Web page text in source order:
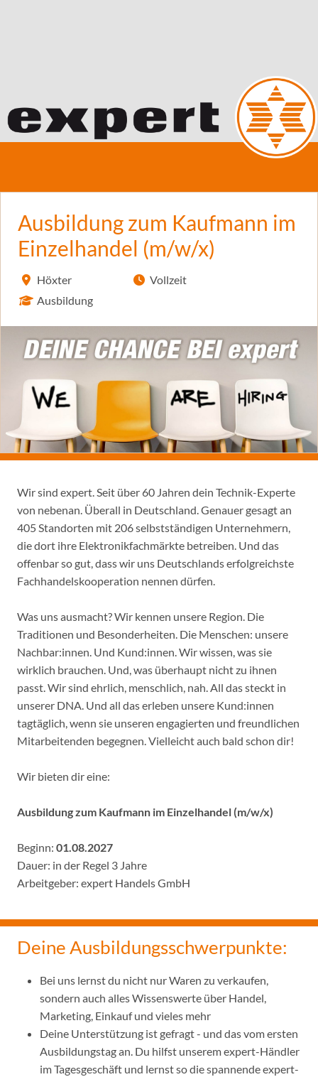
Ausbildung zum Kaufmann im
Einzelhandel (m/w/x)
Höxter
Ausbildung
Vollzeit
Wir sind expert. Seit über 60 Jahren dein Technik-Experte
von nebenan. Überall in Deutschland. Genauer gesagt an
405 Standorten mit 206 selbstständigen Unternehmern,
die dort ihre Elektronikfachmärkte betreiben. Und das
offenbar so gut, dass wir uns Deutschlands erfolgreichste
Fachhandelskooperation nennen dürfen.
Was uns ausmacht? Wir kennen unsere Region. Die
Traditionen und Besonderheiten. Die Menschen: unsere
Nachbar:innen. Und Kund:innen. Wir wissen, was sie
wirklich brauchen. Und, was überhaupt nicht zu ihnen
passt. Wir sind ehrlich, menschlich, nah. All das steckt in
unserer DNA. Und all das erleben unsere Kund:innen
tagtäglich, wenn sie unseren engagierten und freundlichen
Mitarbeitenden begegnen. Vielleicht auch bald schon dir!
Wir bieten dir eine:
Ausbildung zum Kaufmann im Einzelhandel (m/w/x)
Beginn: 01.08.2027
Dauer: in der Regel 3 Jahre
Arbeitgeber: expert Handels GmbH
Deine Ausbildungsschwerpunkte:
Bei uns lernst du nicht nur Waren zu verkaufen,
sondern auch alles Wissenswerte über Handel,
Marketing, Einkauf und vieles mehr
Deine Unterstützung ist gefragt - und das vom ersten
Ausbildungstag an. Du hilfst unserem expert-Händler
im Tagesgeschäft und lernst so die spannende expert-